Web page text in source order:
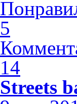
5
14
Streets